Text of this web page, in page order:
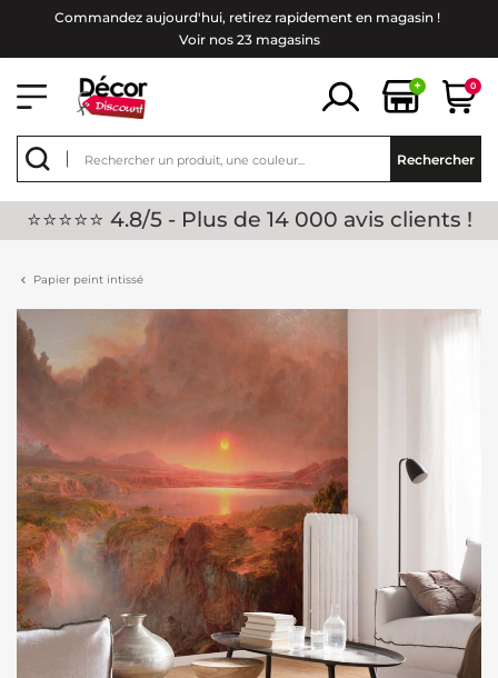
Commandez aujourd'hui, retirez rapidement en magasin !
Voir nos 23 magasins
+ 0
Rechercher
⭐⭐⭐⭐⭐ 4.8/5 - Plus de 14 000 avis clients !
Papier peint intissé